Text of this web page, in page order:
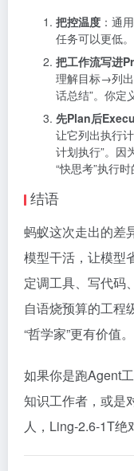
把控温度 ：通
任务可以更低。
把工作流写进
理解目标→列
话总结”。你定
先Plan后
让它列出执行
计划执行”。因
“快思考”执行
结语
蚂蚁这次走出的差
模型干活，让模型
定调工具、写代码
自语烧预算的工程
“哲学家”更有价值。
如果你是跑Agent
知识工作者，或是
人，Ling-2.6-1T绝